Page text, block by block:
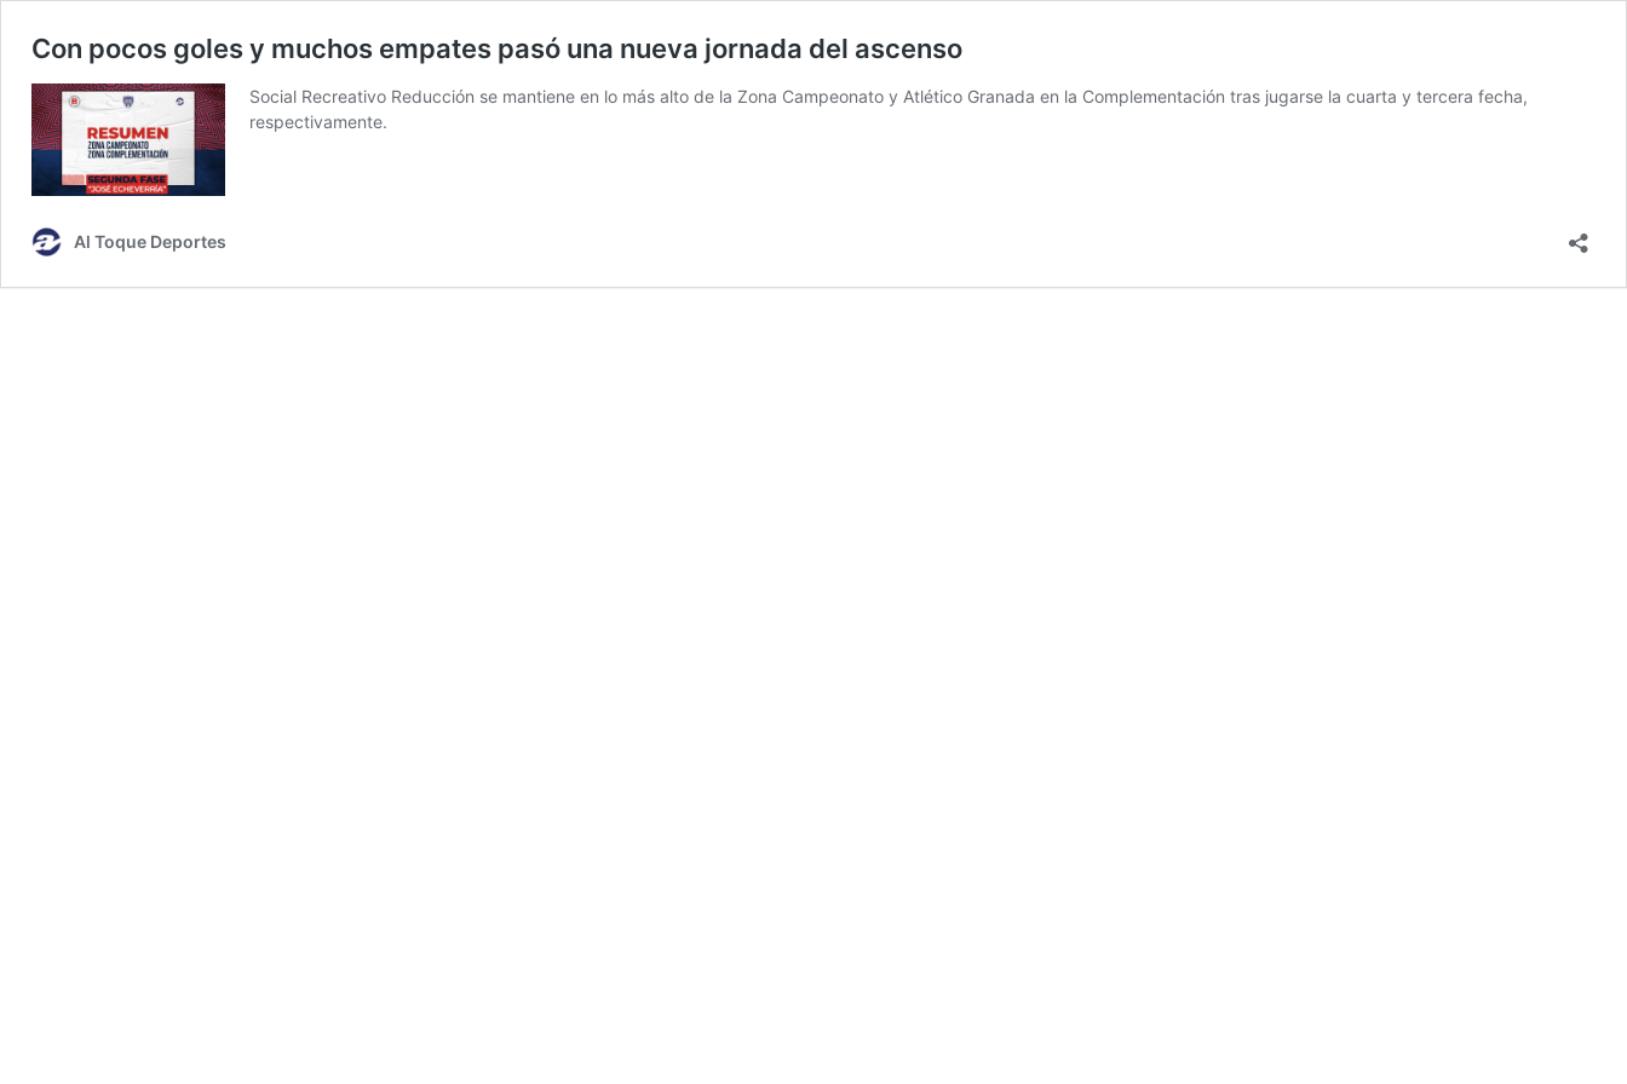
Con pocos goles y muchos empates pasó una nueva jornada del ascenso
Social Recreativo Reducción se mantiene en lo más alto de la Zona Campeonato y Atlético Granada en la Complementación tras jugarse la cuarta y tercera fecha,
respectivamente.
Al Toque Deportes